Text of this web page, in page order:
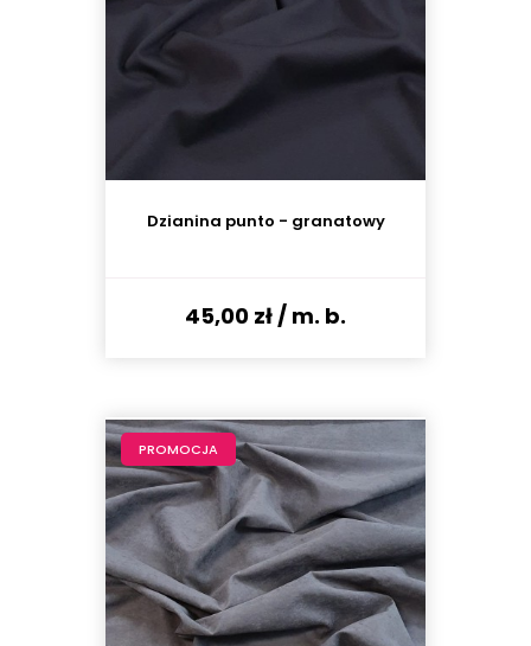
Dzianina punto - granatowy
45,00 zł/ m. b.
PROMOCJA